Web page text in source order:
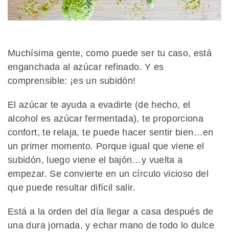
Muchísima gente, como puede ser tu caso, está
enganchada al azúcar refinado. Y es
comprensible: ¡es un subidón!
El azúcar te ayuda a evadirte (de hecho, el
alcohol es azúcar fermentada), te proporciona
confort, te relaja, te puede hacer sentir bien…en
un primer momento. Porque igual que viene el
subidón, luego viene el bajón…y vuelta a
empezar. Se convierte en un círculo vicioso del
que puede resultar difícil salir.
Está a la orden del día llegar a casa después de
una dura jornada, y echar mano de todo lo dulce